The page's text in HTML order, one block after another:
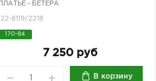
ПЛАТЬЕ - БЕТЕРА
122-8119/2218
170-84
7 250 руб
В корзину